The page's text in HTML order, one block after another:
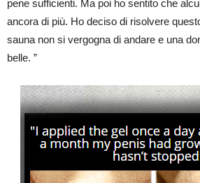
pene sufficienti. Ma poi ho sentito che
ancora di più. Ho deciso di risolvere
sauna non si vergogna di andare e una
belle. ”